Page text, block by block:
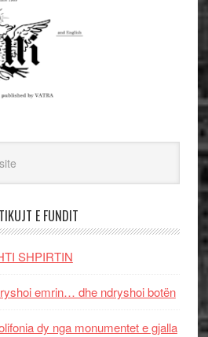
E FUNDIT
SHPIRTIN
emrin… dhe ndryshoi botën
dy nga monumentet e gjalla